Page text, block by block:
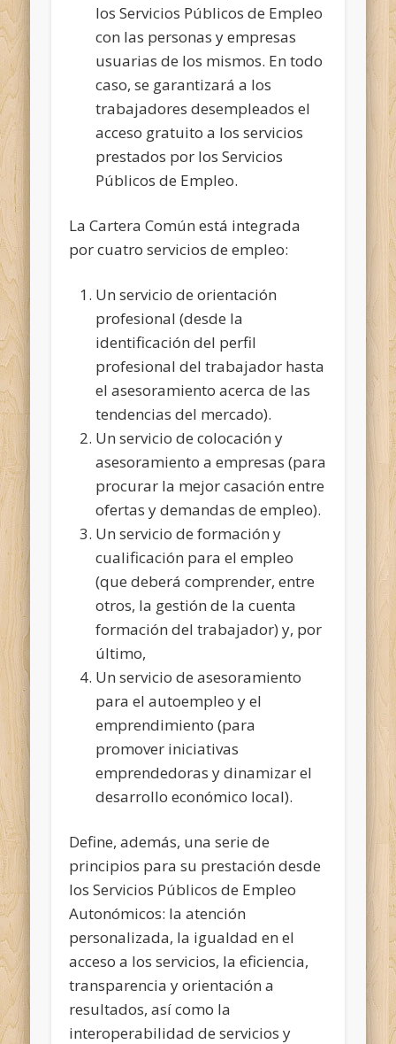
los Servicios Públicos de Empleo
con las personas y empresas
usuarias de los mismos. En todo
caso, se garantizará a los
trabajadores desempleados el
acceso gratuito a los servicios
prestados por los Servicios
Públicos de Empleo.
La Cartera Común está integrada
por cuatro servicios de empleo:
Un servicio de orientación
profesional (desde la
identificación del perfil
profesional del trabajador hasta
el asesoramiento acerca de las
tendencias del mercado).
Un servicio de colocación y
asesoramiento a empresas (para
procurar la mejor casación entre
ofertas y demandas de empleo).
Un servicio de formación y
cualificación para el empleo
(que deberá comprender, entre
otros, la gestión de la cuenta
formación del trabajador) y, por
último,
Un servicio de asesoramiento
para el autoempleo y el
emprendimiento (para
promover iniciativas
emprendedoras y dinamizar el
desarrollo económico local).
Define, además, una serie de
principios para su prestación desde
los Servicios Públicos de Empleo
Autonómicos: la atención
personalizada, la igualdad en el
acceso a los servicios, la eficiencia,
transparencia y orientación a
resultados, así como la
interoperabilidad de servicios y